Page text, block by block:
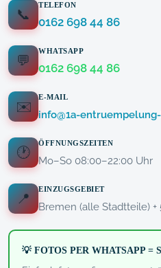
📞
TELEFON
0162 698 44 86
💬
WHATSAPP
0162 698 44 86
✉️
E-MAIL
info@1a-
🕐
ÖFFNUNGSZEITEN
Mo–So 08:00–22:00 Uhr
📍
EINZUGSGEBIET
Bremen (alle Stadtteile) +
💡 FOTOS PER WHATSAPP =